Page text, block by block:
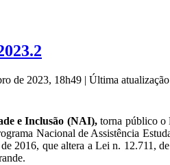
de 2023, 18h49 | Última
e Inclusão (NAI),torna público o
Nacional de Assistência
2016, que altera a Lei n. 12.711,